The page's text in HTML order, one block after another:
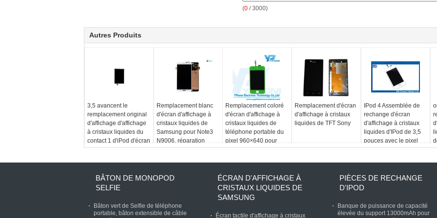
(0 / 3000)
Autres Produits
3,5 avancent le
remplacement original
d'affichage d'affichage
à cristaux liquides du
contact 1 d'iPod d'écran
d'affichage à cristaux
Remplacement blanc
d'écran d'affichage à
cristaux liquides de
Samsung pour Note3
N9006, réparation
d'écran d'affichage à
Remplacement coloré
d'écran d'affichage à
cristaux liquides de
téléphone portable du
pixel 960×640 pour
l'écran vert de GEN du
Remplacement d'écran
d'affichage à cristaux
liquides de TFT Sony
IPod 4 Assemblée de
rechange d'écran
d'affichage à cristaux
liquides d'IPod de 3,5
pouces avec le pixel
960 x 640
BÂTON DE MONOPOD
SELFIE
Bâton vert de Selfie de téléphone
portable, bâton extensible de câble
ÉCRAN D'AFFICHAGE À
CRISTAUX LIQUIDES DE
SAMSUNG
Écran tactile d'affichage à cristaux
PIÈCES DE RECHANGE
D'IPOD
Banque de puissance de capacité
élevée du support 13000mAh pour